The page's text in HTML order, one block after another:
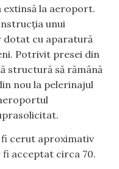
la aeroport.
unui
cu aparatură
Potrivit presei din
structură să rămână
nou la pelerinajul
cerut aproximativ
fi acceptat circa 70.